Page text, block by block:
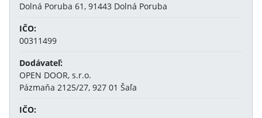
Dolná Poruba 61, 91443 Dolná Poruba
IČO:
00311499
Dodávateľ:
OPEN DOOR, s.r.o.
Pázmaňa 2125/27, 927 01 Šaľa
IČO: